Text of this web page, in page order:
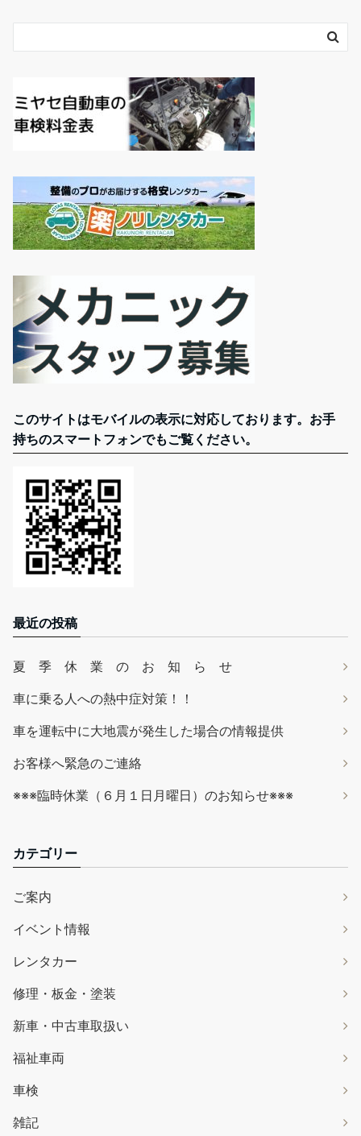
このサイトはモバイルの表示に対応しております。お手
持ちのスマートフォンでもご覧ください。
最近の投稿
夏 季 休 業 の お 知 ら せ
車に乗る人への熱中症対策！！
車を運転中に大地震が発生した場合の情報提供
お客様へ緊急のご連絡
※※※臨時休業（６月１日月曜日）のお知らせ※※※
カテゴリー
ご案内
イベント情報
レンタカー
修理・板金・塗装
新車・中古車取扱い
福祉車両
車検
雑記